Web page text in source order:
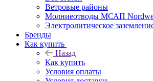
Ветровые районы
Молниеотводы МСАП
Электролитическое
Бренды
Как купить
Назад
Как купить
Условия оплаты